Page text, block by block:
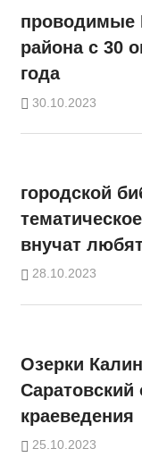
проводимые
района с 30
года
30.10.2023
городской
внучат
28.10.2023
Озерки
Саратовский
краеведения
25.10.2023